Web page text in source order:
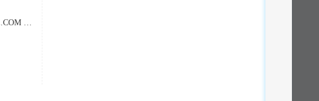
NS1.DNSOWL.COM NS2.DNSOWL.COM NS3.DNSOWL.COM